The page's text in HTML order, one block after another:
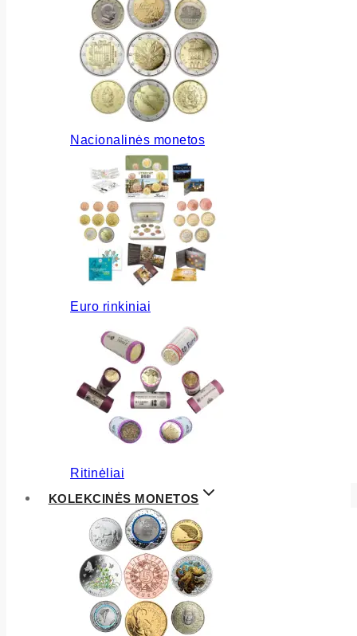
Nacionalinės monetos
Euro rinkiniai
Ritinėliai
KOLEKCINĖS MONETOS